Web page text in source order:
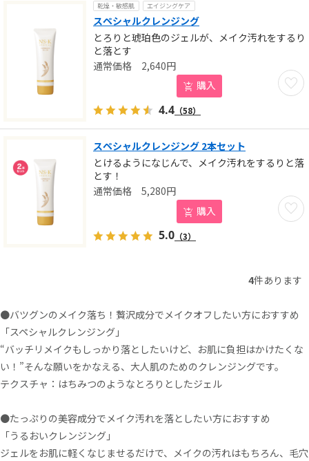
乾燥・敏感肌 エイジングケア
スペシャルクレンジング
とろりと琥珀色のジェルが、メイク汚れをするり
と落とす
お気
2,640円
購入
4.4 （58）
スペシャルクレンジング 2本セット
とけるようになじんで、メイク汚れをするりと落
とす！
お気
5,280円
購入
5.0 （3）
4件あります
●バツグンのメイク落ち！贅沢成分でメイクオフしたい方におすすめ
「スペシャルクレンジング」
“バッチリメイクもしっかり落としたいけど、お肌に負担はかけたくな
い！”そんな願いをかなえる、大人肌のためのクレンジングです。
テクスチャ：はちみつのようなとろりとしたジェル
●たっぷりの美容成分でメイク汚れを落としたい方におすすめ
「うるおいクレンジング」
ジェルをお肌に軽くなじませるだけで、メイクの汚れはもちろん、毛穴